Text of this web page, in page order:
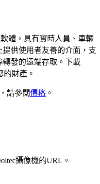
體，具有實時人員、車輛
供使用者友善的介面，支
發的遠端存取。下載
的財產。
請參閱價格 。
攝像機的URL。